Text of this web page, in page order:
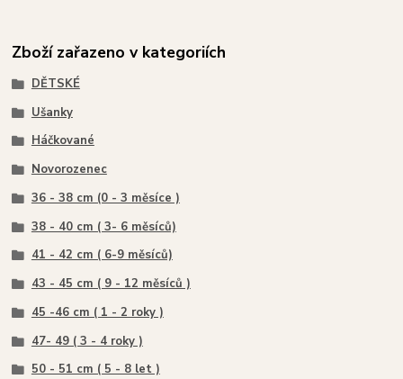
Zboží zařazeno v kategoriích
DĚTSKÉ
Ušanky
Háčkované
Novorozenec
36 - 38 cm (0 - 3 měsíce )
38 - 40 cm ( 3- 6 měsíců)
41 - 42 cm ( 6-9 měsíců)
43 - 45 cm ( 9 - 12 měsíců )
45 -46 cm ( 1 - 2 roky )
47- 49 ( 3 - 4 roky )
50 - 51 cm ( 5 - 8 let )